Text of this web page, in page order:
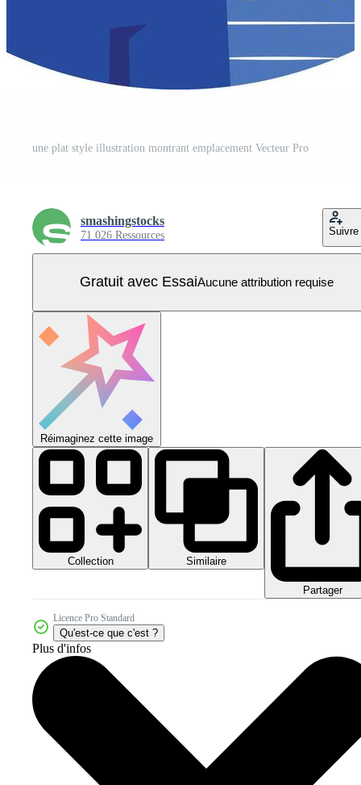
une plat style illustration montrant emplacement Vecteur Pro
smashingstocks
71 026 Ressources Suivre
Gratuit avec EssaiAucune attribution requise
Réimaginez cette image
Collection Similaire
Partager
Licence Pro Standard
Qu'est-ce que c'est ?
Plus d'infos